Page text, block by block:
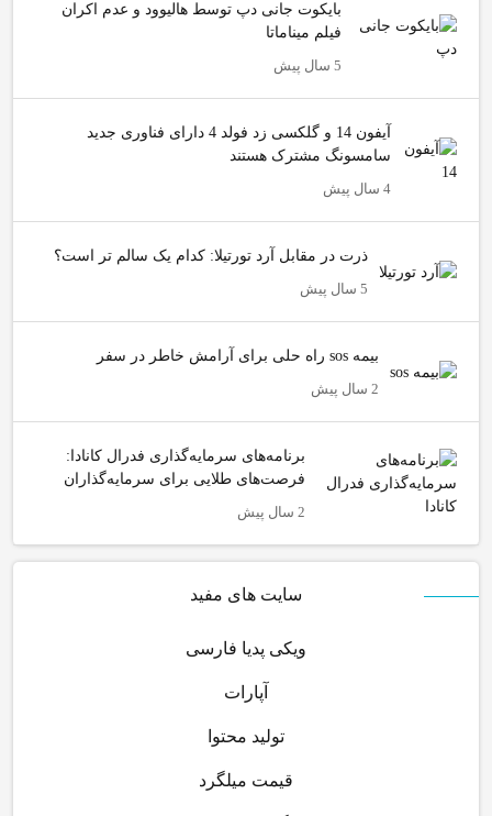
بایکوت جانی دپ توسط هالیوود و عدم اکران
فیلم میناماتا
5 سال پیش
آیفون 14 و گلکسی زد فولد 4 دارای فناوری جدید
سامسونگ مشترک هستند
4 سال پیش
ذرت در مقابل آرد تورتیلا: کدام یک سالم تر است؟
5 سال پیش
بیمه sos راه حلی برای آرامش خاطر در سفر
2 سال پیش
برنامه‌های سرمایه‌گذاری فدرال کانادا:
فرصت‌های طلایی برای سرمایه‌گذاران
2 سال پیش
سایت های مفید
ویکی پدیا فارسی
آپارات
تولید محتوا
قیمت میلگرد